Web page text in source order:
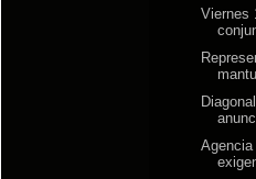
Viernes